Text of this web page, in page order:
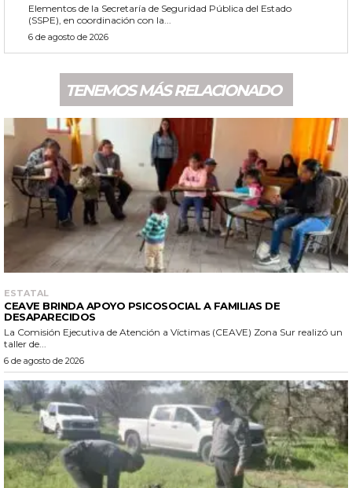
Elementos de la Secretaría de Seguridad Pública del Estado
(SSPE), en coordinación con la...
6 de agosto de 2026
TENEMOS MÁS RELACIONADO
ESTATAL
CEAVE BRINDA APOYO PSICOSOCIAL A FAMILIAS DE
DESAPARECIDOS
La Comisión Ejecutiva de Atención a Víctimas (CEAVE) Zona Sur realizó un
taller de...
6 de agosto de 2026